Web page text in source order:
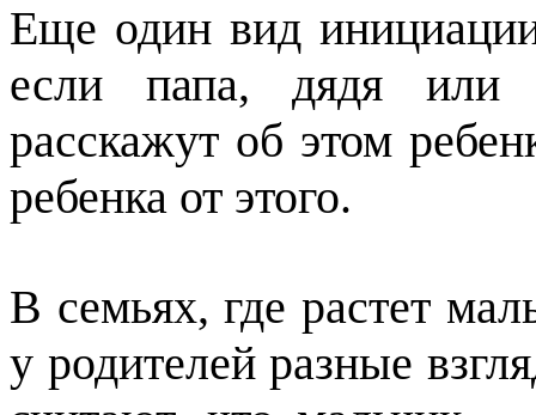
Еще один вид
если папа, дядя или
расскажут об этом
ребенка от этого.
В семьях, где растет
у родителей разные